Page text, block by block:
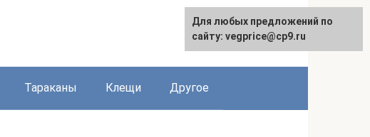
Тараканы Клещи Другое
Для любых предложений по
сайту: vegprice@cp9.ru